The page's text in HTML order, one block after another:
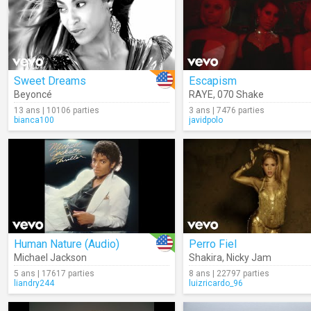
Sweet Dreams
Beyoncé
13 ans | 10106 parties
bianca100
Escapism
RAYE, 070 Shake
3 ans | 7476 parties
javidpolo
Human Nature (Audio)
Michael Jackson
5 ans | 17617 parties
liandry244
Perro Fiel
Shakira, Nicky Jam
8 ans | 22797 parties
luizricardo_96